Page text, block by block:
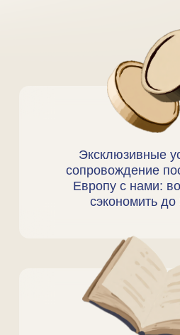
промокод на повышенную
с поиском работы за рубежом
Пользы много не бывает :)
ЛИЧНЫЙ КАБИНЕТ
УЧАСТНИКА